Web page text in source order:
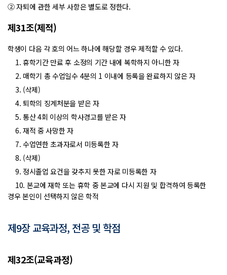
② 자퇴에 관한 세부 사항은 별도로 정한다.
제31조(제적)
학생이 다음 각 호의 어느 하나에 해당할 경우 제적할 수 있다.
1. 휴학기간 만료 후 소정의 기간 내에 복학하지 아니한 자
2. 매학기 총 수업일수 4분의 1 이내에 등록을 완료하지 않은 자
3. (삭제)
4. 퇴학의 징계처분을 받은 자
5. 통산 4회 이상의 학사경고를 받은 자
6. 재적 중 사망한 자
7. 수업연한 초과자로서 미등록한 자
8. (삭제)
9. 정시졸업 요건을 갖추지 못한 자로 미등록한 자
10. 본교에 재학 또는 휴학 중 본교에 다시 지원 및 합격하여 등록한
경우 본인이 선택하지 않은 학적
제9장 교육과정, 전공 및 학점
제32조(교육과정)